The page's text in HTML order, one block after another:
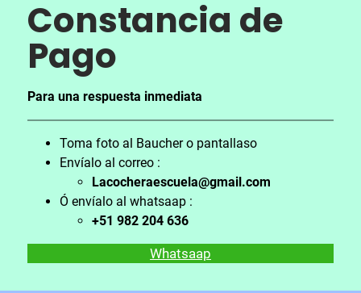
Constancia de
Pago
Para una respuesta inmediata
Toma foto al Baucher o pantallaso
Envíalo al correo :
Lacocheraescuela@gmail.com
Ó envíalo al whatsaap :
+51 982 204 636
Whatsaap